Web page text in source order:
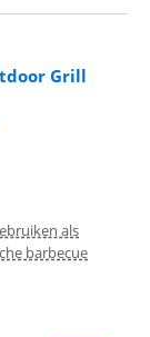
Grill
als
barbecue